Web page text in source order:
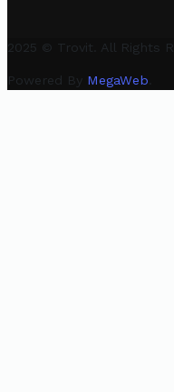
2025 © Trovit. All Rights
Powered By MegaWeb